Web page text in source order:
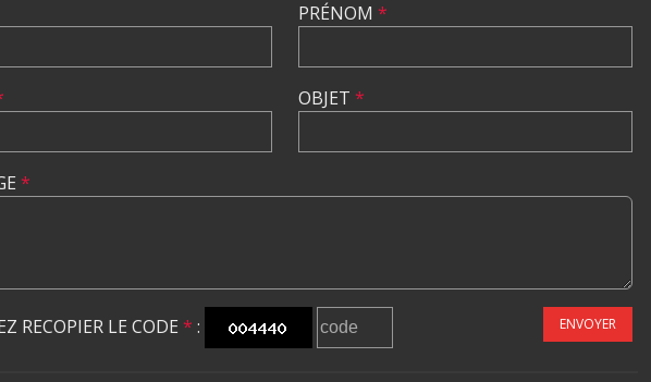
PRÉNOM *
OBJET *
*
RECOPIER LE CODE * : ENVOYER